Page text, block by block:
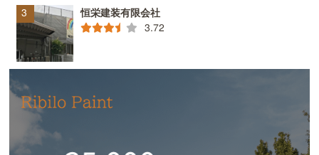
恒栄建装有限会社
3.72